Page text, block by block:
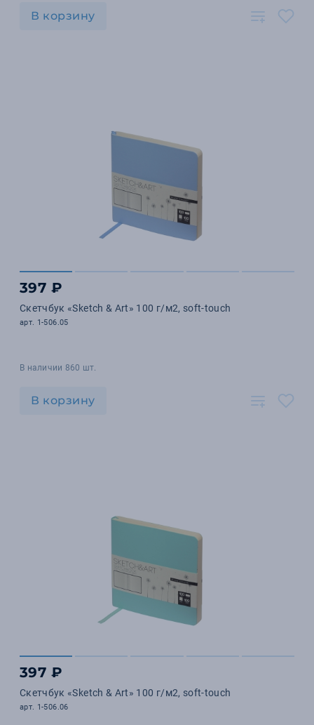
В корзину
397 ₽
Скетчбук «Sketch & Art» 100 г/м2, soft-touch
арт. 1-506.05
В наличии 860 шт.
В корзину
397 ₽
Скетчбук «Sketch & Art» 100 г/м2, soft-touch
арт. 1-506.06